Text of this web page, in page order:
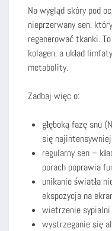
Na wygląd skóry pod
nieprzerwany sen,
regenerować tkanki.
kolagen, a układ
metabolity.
Zadbaj więc o:
głęboką fazę snu
się
regularny sen –
porach poprawia
unikanie światła
ekspozycja na
wietrzenie
wystrzeganie się